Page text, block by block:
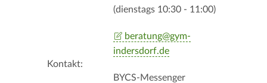
Kontakt:
(dienstags 10:30 - 11:00)
beratung@gym-
indersdorf.de
BYCS-Messenger